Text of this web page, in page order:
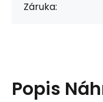
Záruka:
Popis